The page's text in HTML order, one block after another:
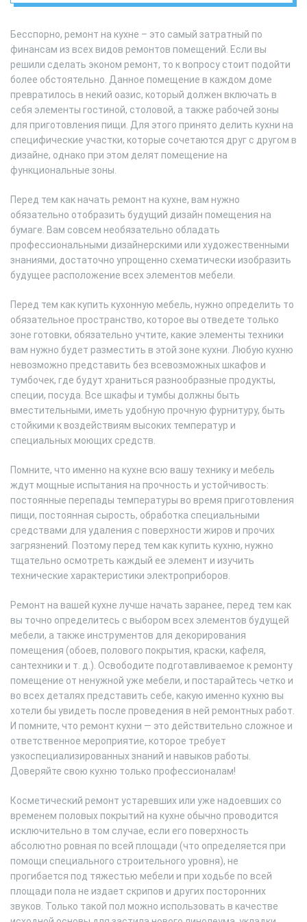
Бесспорно, ремонт на кухне – это самый затратный по
финансам из всех видов ремонтов помещений. Если вы
решили сделать эконом ремонт, то к вопросу стоит подойти
более обстоятельно. Данное помещение в каждом доме
превратилось в некий оазис, который должен включать в
себя элементы гостиной, столовой, а также рабочей зоны
для приготовления пищи. Для этого принято делить кухни на
специфические участки, которые сочетаются друг с другом в
дизайне, однако при этом делят помещение на
функциональные зоны.
Перед тем как начать ремонт на кухне, вам нужно
обязательно отобразить будущий дизайн помещения на
бумаге. Вам совсем необязательно обладать
профессиональными дизайнерскими или художественными
знаниями, достаточно упрощенно схематически изобразить
будущее расположение всех элементов мебели.
Перед тем как купить кухонную мебель, нужно определить то
обязательное пространство, которое вы отведете только
зоне готовки, обязательно учтите, какие элементы техники
вам нужно будет разместить в этой зоне кухни. Любую кухню
невозможно представить без всевозможных шкафов и
тумбочек, где будут храниться разнообразные продукты,
специи, посуда. Все шкафы и тумбы должны быть
вместительными, иметь удобную прочную фурнитуру, быть
стойкими к воздействиям высоких температур и
специальных моющих средств.
Помните, что именно на кухне всю вашу технику и мебель
ждут мощные испытания на прочность и устойчивость:
постоянные перепады температуры во время приготовления
пищи, постоянная сырость, обработка специальными
средствами для удаления с поверхности жиров и прочих
загрязнений. Поэтому перед тем как купить кухню, нужно
тщательно осмотреть каждый ее элемент и изучить
технические характеристики электроприборов.
Ремонт на вашей кухне лучше начать заранее, перед тем как
вы точно определитесь с выбором всех элементов будущей
мебели, а также инструментов для декорирования
помещения (обоев, полового покрытия, краски, кафеля,
сантехники и т. д.). Освободите подготавливаемое к ремонту
помещение от ненужной уже мебели, и постарайтесь четко и
во всех деталях представить себе, какую именно кухню вы
хотели бы увидеть после проведения в ней ремонтных работ.
И помните, что ремонт кухни — это действительно сложное и
ответственное мероприятие, которое требует
узкоспециализированных знаний и навыков работы.
Доверяйте свою кухню только профессионалам!
Косметический ремонт устаревших или уже надоевших со
временем половых покрытий на кухне обычно проводится
исключительно в том случае, если его поверхность
абсолютно ровная по всей площади (что определяется при
помощи специального строительного уровня), не
прогибается под тяжестью мебели и при ходьбе по всей
площади пола не издает скрипов и других посторонних
звуков. Только такой пол можно использовать в качестве